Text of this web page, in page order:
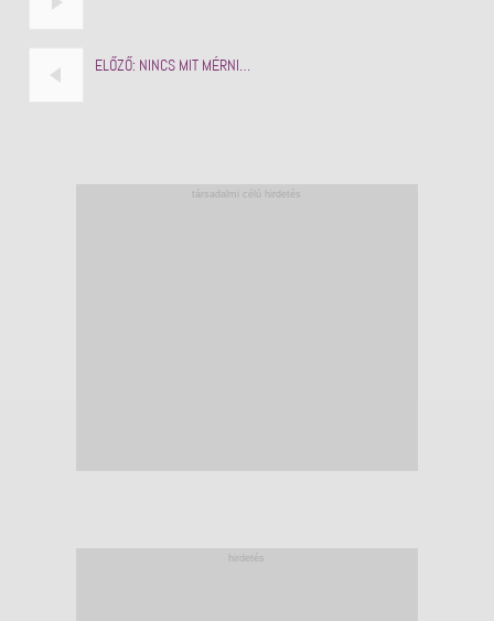
ELŐZŐ: NINCS MIT MÉRNI…
társadalmi célú hirdetés
hirdetés